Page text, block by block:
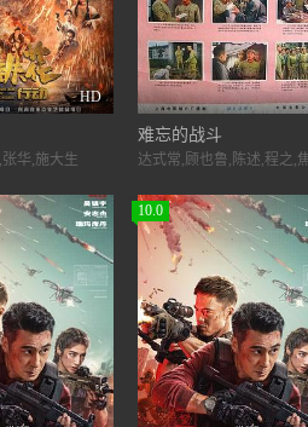
HD
华,施大生
难忘的战斗
10.0